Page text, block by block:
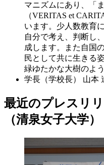
マニズムにあり、「
（VERITAS et
います。少人数教育
自分で考え、判断し
成します。また自国
民として共に生きる
緑ゆたかな大樹のよ
学長（学校長）
山本
最近のプレスリ
（清泉女子大学）